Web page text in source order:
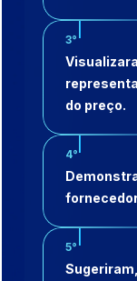
3°
do preço.
4°
5°